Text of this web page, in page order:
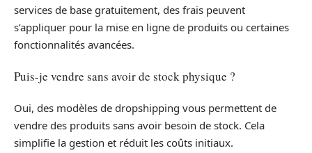
services de base gratuitement, des frais peuvent
s’appliquer pour la mise en ligne de produits ou certaines
fonctionnalités avancées.
Puis-je vendre sans avoir de stock physique ?
Oui, des modèles de dropshipping vous permettent de
vendre des produits sans avoir besoin de stock. Cela
simplifie la gestion et réduit les coûts initiaux.